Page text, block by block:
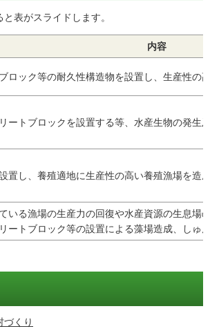
表がスライドします。
内容
ロック等の耐久性構造物を設置し、生産性の
ートブロックを設置する等、水産生物の発生
置し、養殖適地に生産性の高い養殖漁場を造
いる漁場の生産力の回復や水産資源の生息場
ートブロック等の設置による藻場造成、しゅ
づくり